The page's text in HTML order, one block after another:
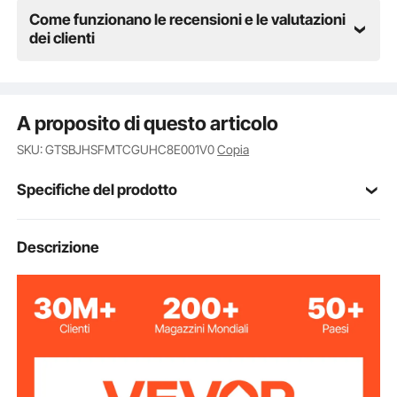
Come funzionano le recensioni e le valutazioni
dei clienti
A proposito di questo articolo
SKU: GTSBJHSFMTCGUHC8E001V0Copia
Specifiche del prodotto
Numero modello
articolo
Larghezza di
apertura
61 cm / 24 pollici
Capacità 76,5 L / 2,7 piedi cubi
Descrizione